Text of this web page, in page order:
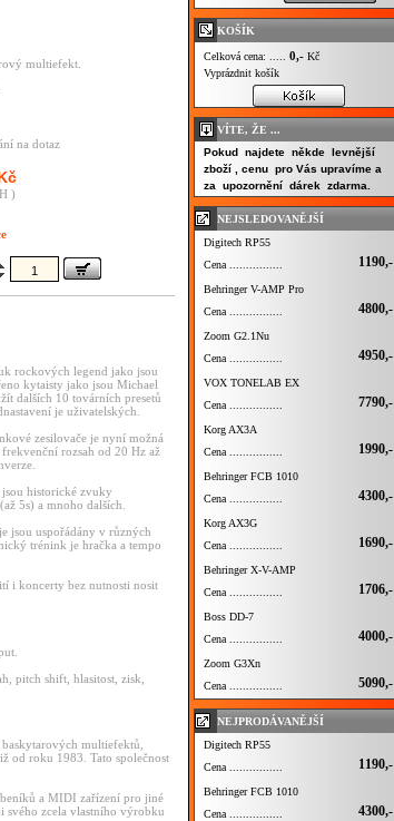
multiefekt.
na dotaz
)
rockových legend jako jsou
kytaisty jako jsou Michael
dalších 10 továrních presetů
je uživatelských.
zesilovače je nyní možná
rozsah od 20 Hz až
historické zvuky
5s) a mnoho dalších.
jsou uspořádány v různých
trénink je hračka a tempo
i koncerty bez nutnosti nosit
pitch shift, hlasitost, zisk,
multiefektů,
od roku 1983. Tato společnost
a MIDI zařízení pro jiné
zcela vlastního výrobku
KOŠÍK
Celková cena: ..... 0,- Kč
Vyprázdnit košík
VÍTE, ŽE ...
Pokud najdete někde levnější
zboží , cenu pro Vás upravíme a
za upozornění dárek zdarma.
NEJSLEDOVANĚJŠÍ
Digitech RP55
Cena ................
1190,-
Behringer V-AMP Pro
Cena ................
4800,-
Zoom G2.1Nu
Cena ................
4950,-
VOX TONELAB EX
Cena ................
7790,-
Korg AX3A
Cena ................
1990,-
Behringer FCB 1010
Cena ................
4300,-
Korg AX3G
Cena ................
1690,-
Behringer X-V-AMP
Cena ................
1706,-
Boss DD-7
Cena ................
4000,-
Zoom G3Xn
Cena ................
5090,-
NEJPRODÁVANĚJŠÍ
Digitech RP55
Cena ................
1190,-
Behringer FCB 1010
Cena ................
4300,-